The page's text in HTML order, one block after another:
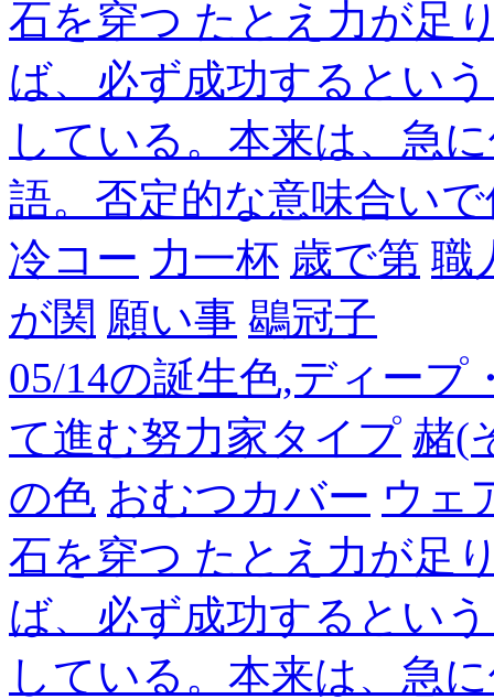
石を穿つ たとえ力が足
ば、必ず成功するとい
している。本来は、急
語。否定的な意味合い
冷コー 力一杯 歳で第 職
が関 願い事 鶡冠子
05/14の誕生色,ディー
て進む努力家タイプ 赭(
の色 おむつカバー ウェ
石を穿つ たとえ力が足
ば、必ず成功するとい
している。本来は、急